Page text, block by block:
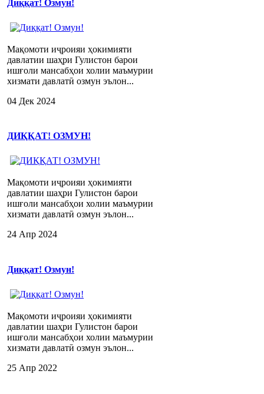
Диққат! Озмун!
Мақомоти иҷроияи ҳокимияти
давлатии шаҳри Гулистон барои
ишғоли мансабҳои холии маъмурии
хизмати давлатӣ озмун эълон...
04 Дек 2024
ДИҚҚАТ! ОЗМУН!
Мақомоти иҷроияи ҳокимияти
давлатии шаҳри Гулистон барои
ишғоли мансабҳои холии маъмурии
хизмати давлатӣ озмун эълон...
24 Апр 2024
Диққат! Озмун!
Мақомоти иҷроияи ҳокимияти
давлатии шаҳри Гулистон барои
ишғоли мансабҳои холии маъмурии
хизмати давлатӣ озмун эълон...
25 Апр 2022